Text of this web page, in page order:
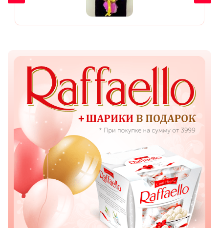
Цветы дочери
Цветы сестре
Показать еще
Цветы
Подсолнухи
Лизиантусы
Хризантемы
Лилии